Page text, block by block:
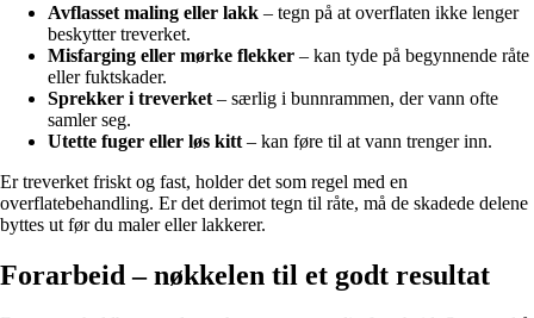
Avflasset maling eller lakk – tegn på at overflaten ikke lenger
beskytter treverket.
Misfarging eller mørke flekker – kan tyde på begynnende råte
eller fuktskader.
Sprekker i treverket – særlig i bunnrammen, der vann ofte
samler seg.
Utette fuger eller løs kitt – kan føre til at vann trenger inn.
Er treverket friskt og fast, holder det som regel med en
overflatebehandling. Er det derimot tegn til råte, må de skadede delene
byttes ut før du maler eller lakkerer.
Forarbeid – nøkkelen til et godt resultat